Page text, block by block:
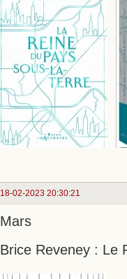
18-02-2023 20:30:21
Mars
Brice Reveney : Le